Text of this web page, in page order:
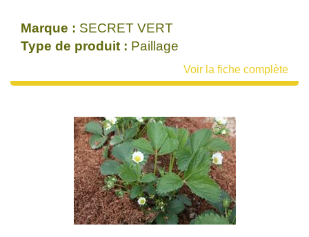
Marque : SECRET VERT
Type de produit : Paillage
Voir la fiche complète